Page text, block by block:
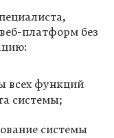
платформ без
всех функций
системы;
системы